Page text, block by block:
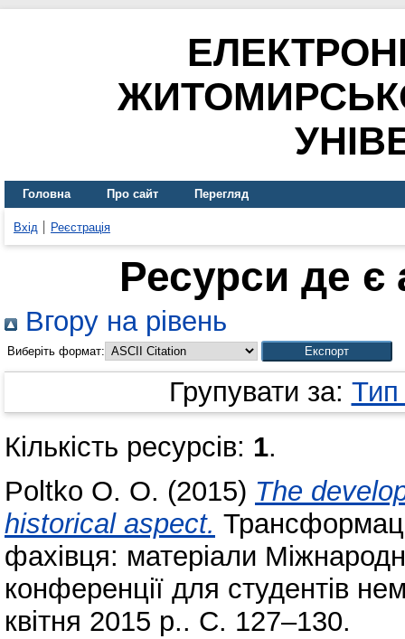
Головна Про сайт Перегляд
Вхід Реєстрація
Ресурси де є
Вгору на рівень
Виберіть формат:
Групувати за: Тип
Кількість ресурсів: 1.
Poltko O. O. (2015) The
historical aspect.
фахівця: матеріали
конференції для студентів
квітня 2015 р.. С. 127–130.